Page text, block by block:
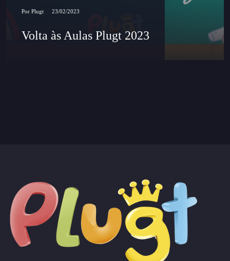
PorPlugt 23/02/2023
Volta às Aulas Plugt 2023